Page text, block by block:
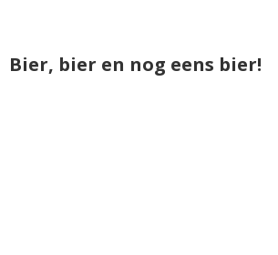
Bier, bier en nog eens bier!